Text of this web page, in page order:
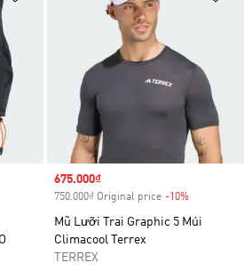
Sale price
675.000₫
750.000₫ Original price -10%
Mũ Lưỡi Trai Graphic 5 Múi
Climacool Terrex
TERREX